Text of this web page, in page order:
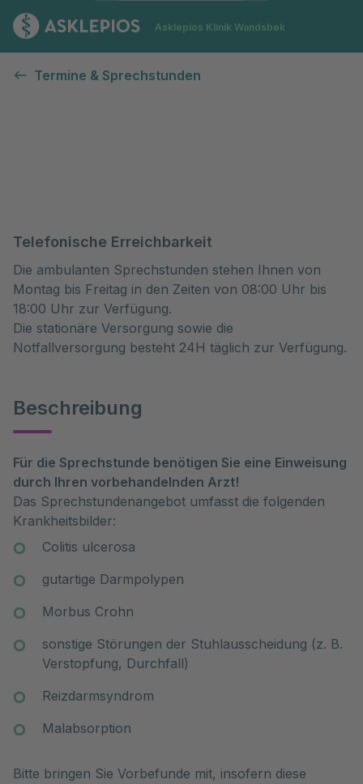
Zur Startseite
Asklepios Klinik Wandsbek
Termine & Sprechstunden
Telefonische Erreichbarkeit
Die ambulanten Sprechstunden stehen Ihnen von
Montag bis Freitag in den Zeiten von 08:00 Uhr bis
18:00 Uhr zur Verfügung.
Die stationäre Versorgung sowie die
Notfallversorgung besteht 24H täglich zur Verfügung.
Beschreibung
Für die Sprechstunde benötigen Sie eine Einweisung
durch Ihren vorbehandelnden Arzt!
Das Sprechstundenangebot umfasst die folgenden
Krankheitsbilder:
Colitis ulcerosa
gutartige Darmpolypen
Morbus Crohn
sonstige Störungen der Stuhlausscheidung (z. B.
Verstopfung, Durchfall)
Reizdarmsyndrom
Malabsorption
Bitte bringen Sie Vorbefunde mit, insofern diese